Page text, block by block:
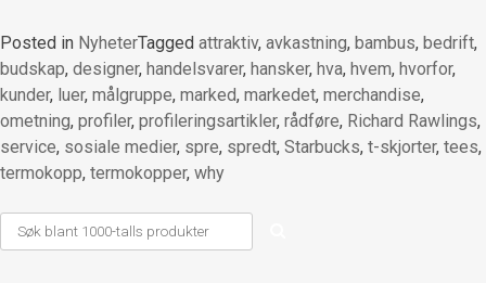
Posted in NyheterTagged attraktiv, avkastning, bambus, bedrift,
budskap, designer, handelsvarer, hansker, hva, hvem, hvorfor,
kunder, luer, målgruppe, marked, markedet, merchandise,
ometning, profiler, profileringsartikler, rådføre, Richard Rawlings,
service, sosiale medier, spre, spredt, Starbucks, t-skjorter, tees,
termokopp, termokopper, why